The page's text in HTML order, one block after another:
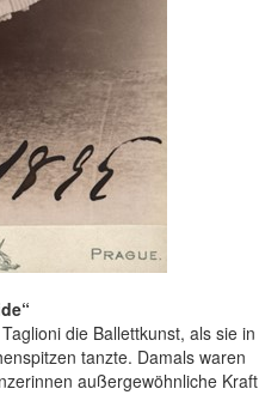
die Ballettkunst, als sie in
tanzte. Damals waren
außergewöhnliche Kraft